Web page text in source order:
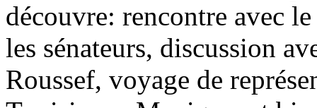
découvre: rencontre avec
les sénateurs, discussion
Roussef, voyage de